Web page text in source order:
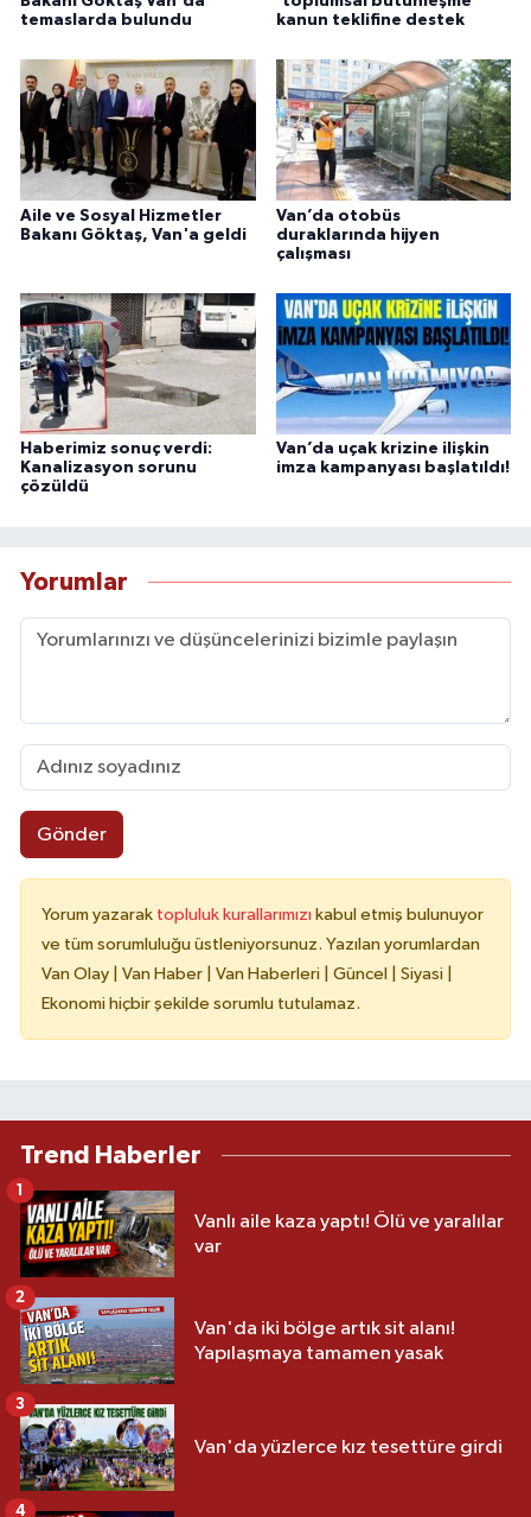
temaslarda bulundu
kanun teklifine destek
Aile ve Sosyal Hizmetler
Bakanı Göktaş, Van'a geldi
Van’da otobüs
duraklarında hijyen
çalışması
Haberimiz sonuç verdi:
Kanalizasyon sorunu
çözüldü
Van’da uçak krizine ilişkin
imza kampanyası başlatıldı!
Yorumlar
Gönder
Yorum yazarak topluluk kurallarımızı kabul etmiş bulunuyor
ve tüm sorumluluğu üstleniyorsunuz. Yazılan yorumlardan
Van Olay | Van Haber | Van Haberleri | Güncel | Siyasi |
Ekonomi hiçbir şekilde sorumlu tutulamaz.
Trend Haberler
Vanlı aile kaza yaptı! Ölü ve yaralılar
var
1
Van'da iki bölge artık sit alanı!
Yapılaşmaya tamamen yasak
2
Van'da yüzlerce kız tesettüre girdi
3
4